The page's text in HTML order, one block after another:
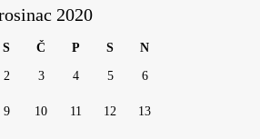
2020
S Č P S N
2 3 4 5 6
9 10 11 12 13